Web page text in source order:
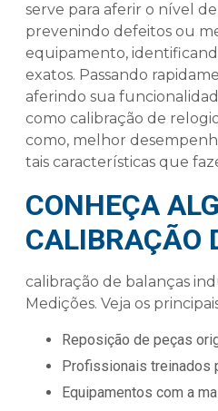
serve para aferir o nível
prevenindo defeitos ou
equipamento,
exatos. Passando
aferindo sua
como calibração de
como, melhor
tais características que
CONHEÇA
CALIBRAÇÃO
calibração de balanças
Medições. Veja os
reposição de peças
profissionais treinados
equipamentos com a